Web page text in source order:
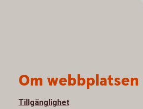
Om webbplatsen
Tillgänglighet